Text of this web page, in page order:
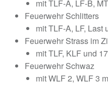
mit TLF-A, LF-B,
Feuerwehr Schlitters
mit TLF-A, LF, Last
Feuerwehr Strass im
mit TLF, KLF und
Feuerwehr Schwaz
mit WLF 2, WLF 3